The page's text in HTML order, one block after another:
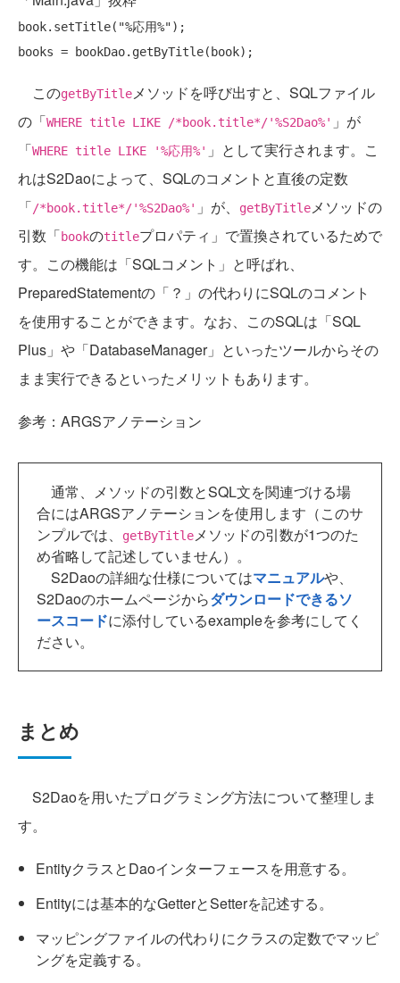
book.setTitle( "%応用%");
このgetByTitleメソッドを呼び出すと、SQLファイル
の「WHERE title LIKE /*book.title*/'%S2Dao%' 」が
「WHERE title LIKE '%応用%' 」として実行されます。こ
れはS2Daoによって、SQLのコメントと直後の定数
「/*book.title*/'%S2Dao%' 」が、 getByTitleメソッドの
引数「bookのtitleプロパティ」で置換されているためで
す。この機能は「SQLコメント」と呼ばれ、
PreparedStatementの「？」の代わりにSQLのコメント
を使用することができます。なお、このSQLは「SQL
Plus」や「DatabaseManager」といったツールからその
まま実行できるといったメリットもあります。
参考：ARGSアノテーション
通常、メソッドの引数とSQL文を関連づける場
合にはARGSアノテーションを使用します（このサ
ンプルでは、
getByTitleメソッドの引数が1つのた
め省略して記述していません）。
S2Daoの詳細な仕様についてはマニュアルや、
S2Daoのホームページからダウンロードできるソ
ースコードに添付しているexampleを参考にしてく
ださい。
まとめ
S2Daoを用いたプログラミング方法について整理しま
す。
EntityクラスとDaoインターフェースを用意する。
Entityには基本的なGetterとSetterを記述する。
マッピングファイルの代わりにクラスの定数でマッピ
ングを定義する。